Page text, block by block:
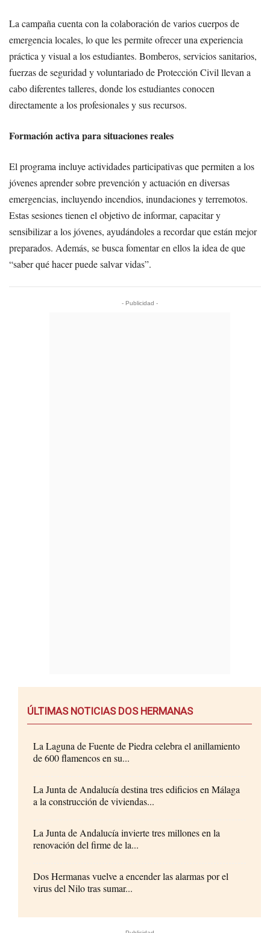
La campaña cuenta con la colaboración de varios cuerpos de
emergencia locales, lo que les permite ofrecer una experiencia
práctica y visual a los estudiantes. Bomberos, servicios sanitarios,
fuerzas de seguridad y voluntariado de Protección Civil llevan a
cabo diferentes talleres, donde los estudiantes conocen
directamente a los profesionales y sus recursos.
Formación activa para situaciones reales
El programa incluye actividades participativas que permiten a los
jóvenes aprender sobre prevención y actuación en diversas
emergencias, incluyendo incendios, inundaciones y terremotos.
Estas sesiones tienen el objetivo de informar, capacitar y
sensibilizar a los jóvenes, ayudándoles a recordar que están mejor
preparados. Además, se busca fomentar en ellos la idea de que
“saber qué hacer puede salvar vidas”.
- Publicidad -
ÚLTIMAS NOTICIAS DOS HERMANAS
La Laguna de Fuente de Piedra celebra el anillamiento
de 600 flamencos en su...
La Junta de Andalucía destina tres edificios en Málaga
a la construcción de viviendas...
La Junta de Andalucía invierte tres millones en la
renovación del firme de la...
Dos Hermanas vuelve a encender las alarmas por el
virus del Nilo tras sumar...